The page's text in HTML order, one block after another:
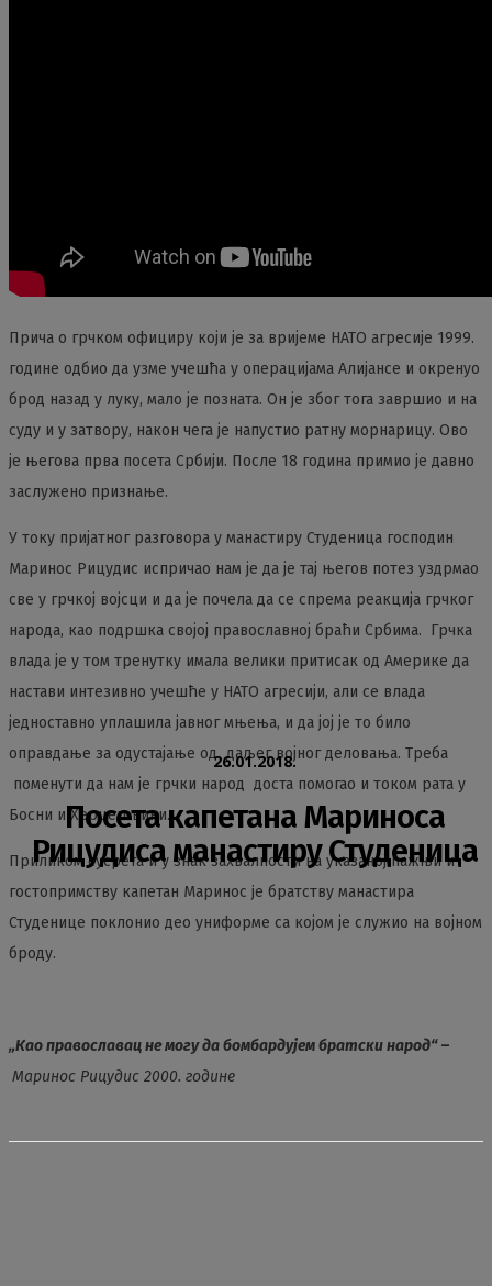
26.01.2018.
Посета капетана Мариноса
Рицудиса манастиру Студеница
Прича о грчком официру који је за вријеме НАТО агресије 1999.
године одбио да узме учешћа у операцијама Алијансе и окренуо
брод назад у луку, мало је позната. Он је због тога завршио и на
суду и у затвору, након чега је напустио ратну морнарицу. Ово
је његова прва посета Србији. После 18 година примио је давно
заслужено признање.
У току пријатног разговора у манастиру Студеница господин
Маринос Рицудис испричао нам је да је тај његов потез уздрмао
све у грчкој војсци и да је почела да се спрема реакција грчког
народа, као подршка својој православној браћи Србима. Грчка
влада је у том тренутку имала велики притисак од Америке да
настави интезивно учешће у НАТО агресији, али се влада
једноставно уплашила јавног мњења, и да јој је то било
оправдање за одустајање од даљег војног деловања. Треба
поменути да нам је грчки народ доста помогао и током рата у
Босни и Херцеговини.
Приликом сусрета и у знак захвалности на указаној пажњи и
гостопримству капетан Маринос je братству манастира
Студенице поклонио део униформе са којом је служио на војном
броду.
„Као православац не могу да бомбардујем братски народ“–
Маринос Рицудис 2000. године